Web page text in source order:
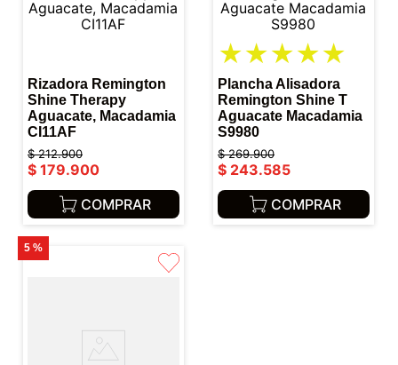
Rizadora Remington
Shine Therapy
Aguacate, Macadamia
CI11AF
$ 212.900
$ 179.900
COMPRAR
★★★★★
Plancha Alisadora
Remington Shine T
Aguacate Macadamia
S9980
$ 269.900
$ 243.585
COMPRAR
5 %